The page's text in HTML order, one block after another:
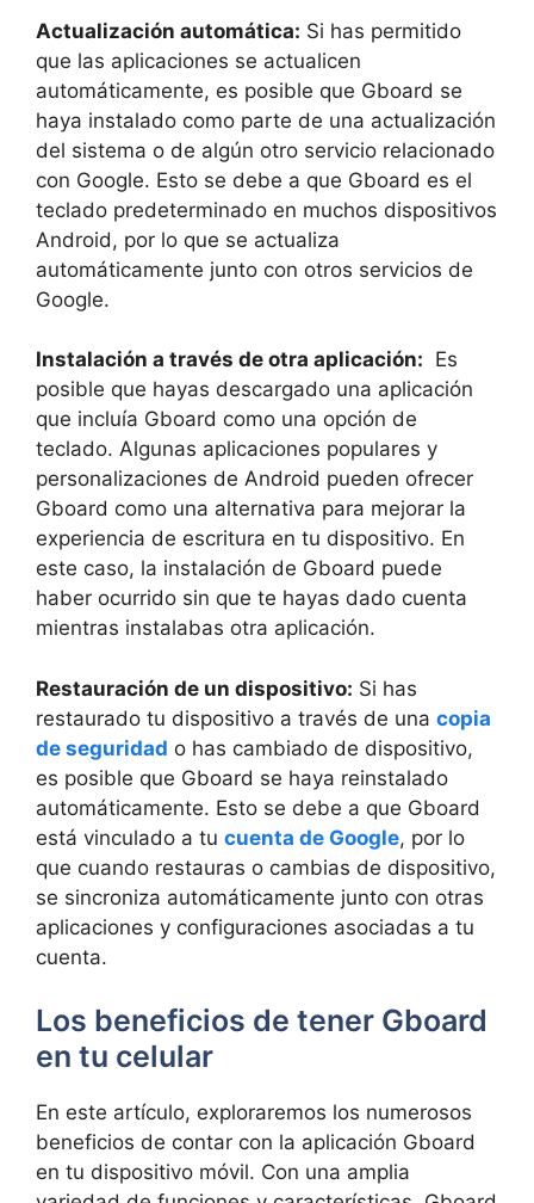
Actualización automática: Si has permitido
que ‌las​ aplicaciones se ‌actualicen
automáticamente, es posible que ‍Gboard se
haya⁤ instalado como parte de una actualización
del sistema ⁢o‍ de algún otro servicio relacionado
con​ Google. Esto se debe a que Gboard es el
teclado⁣ predeterminado en muchos⁢ dispositivos
Android, ‌por‌ lo ⁣que se actualiza
⁢automáticamente junto con ⁢otros⁤ servicios de
⁤Google.
Instalación a⁤ través de​ otra aplicación: ⁢ Es
‍posible que hayas⁤ descargado una aplicación
que‌ incluía Gboard como una opción ⁤de
teclado. Algunas​ aplicaciones populares y
personalizaciones de Android pueden ⁤ofrecer​
Gboard como ​una‍ alternativa para mejorar la
experiencia de escritura en‌ tu dispositivo. En⁣
este caso, la instalación de Gboard puede
haber ocurrido ⁤sin que te hayas⁢ dado cuenta
mientras⁣ instalabas otra aplicación.
Restauración de‌ un dispositivo: Si has
restaurado tu ⁢dispositivo a través‍ de una⁢ copia
de seguridad o has cambiado ⁤de dispositivo,
es posible ‍que Gboard se haya reinstalado
automáticamente. Esto se debe a que‍ Gboard
está vinculado a ‍tu‌ cuenta de Google, por lo‍
que cuando ‍restauras o‌ cambias de dispositivo,​
se sincroniza⁣ automáticamente junto con‍ otras ​
aplicaciones⁢ y ​configuraciones⁣ asociadas a tu
‌cuenta.
Los beneficios ⁣de ‍tener Gboard
en tu⁣ celular
En este artículo, exploraremos ​los numerosos
beneficios de‌ contar con la ‍aplicación Gboard
en tu dispositivo móvil. Con una amplia​